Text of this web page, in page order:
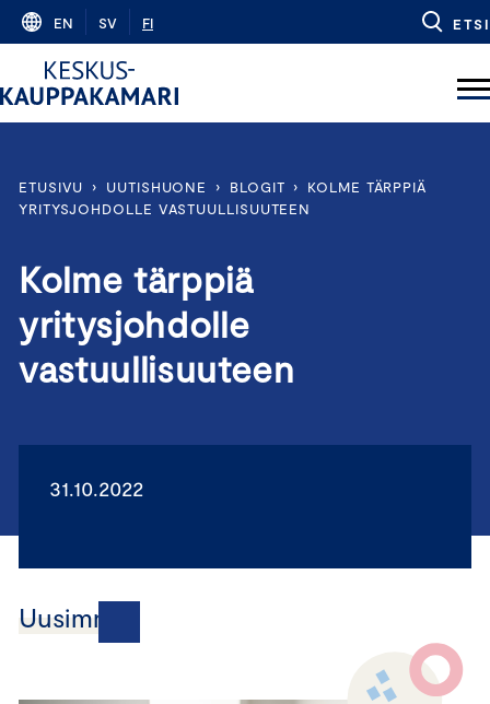
Skip
content
EN SV FI ETSI
ETUSIVU › UUTISHUONE › BLOGIT ›
KOLME TÄRPPIÄ
YRITYSJOHDOLLE VASTUULLISUUTEEN
Kolme tärppiä
yritysjohdolle
vastuullisuuteen
31.10.2022
Uusimmat